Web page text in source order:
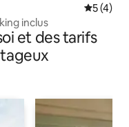
5 (4)
inclus
et des tarifs